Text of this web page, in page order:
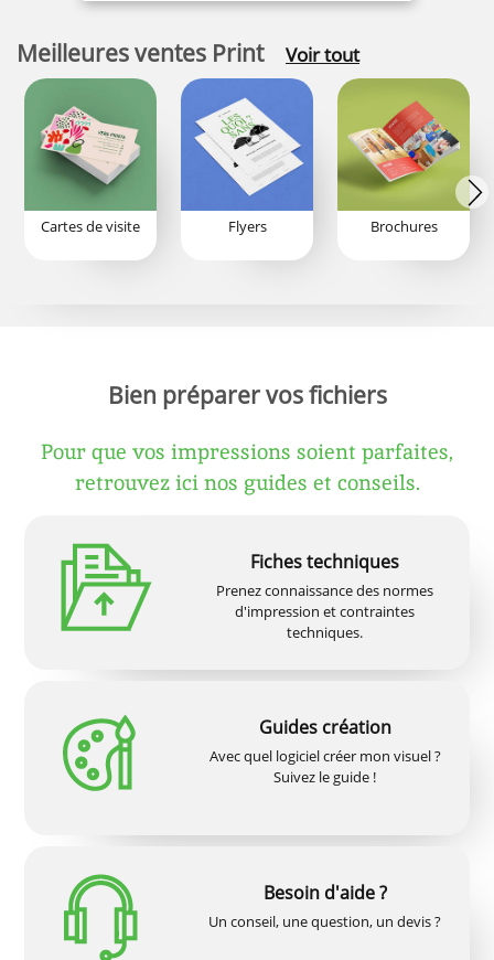
Meilleures ventes Print Voir tout
Cartes de visite Flyers Brochures
Bien préparer vos fichiers
Pour que vos impressions soient parfaites,
retrouvez ici nos guides et conseils.
Fiches techniques
Prenez connaissance des normes
d'impression et contraintes
techniques.
Guides création
Avec quel logiciel créer mon visuel ?
Suivez le guide !
Besoin d'aide ?
Un conseil, une question, un devis ?